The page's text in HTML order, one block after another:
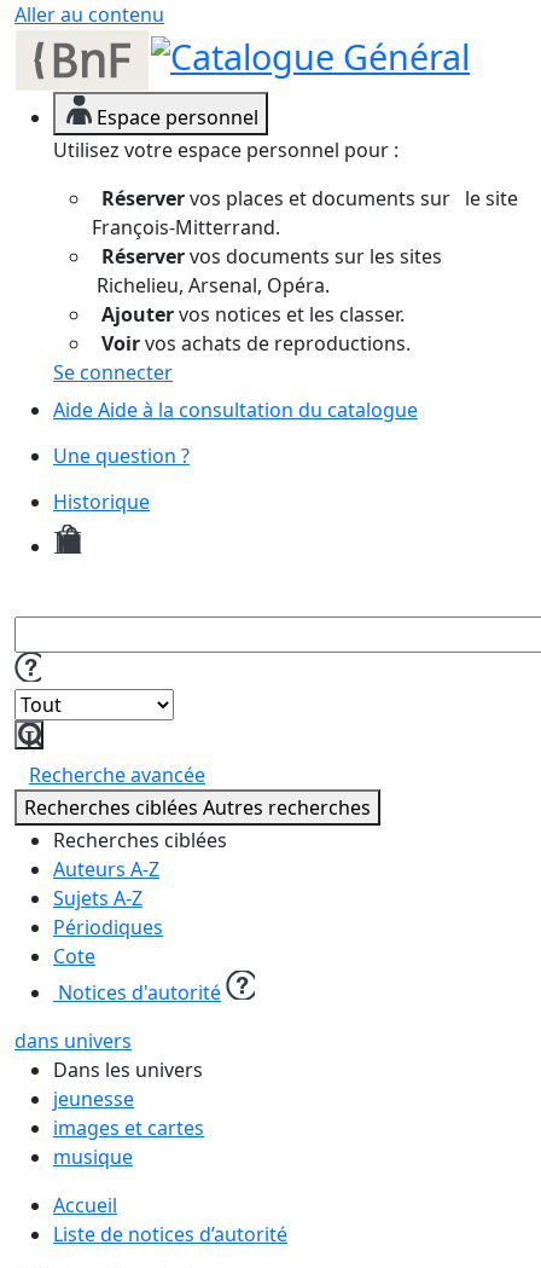
Aller au contenu
Espace personnel
Utilisez votre espace personnel pour :
Réservervos places et documents sur le site
François-Mitterrand.
Réservervos documents sur les sites
Richelieu, Arsenal, Opéra.
Ajoutervos notices et les classer.
Voirvos achats de reproductions.
Se connecter
AideAide à la consultation du catalogue
Une question ?
Historique
Mes
reproduction
Lancer
la
recherche
Recherche avancée
Recherches ciblées Autres recherches
Recherches ciblées
Auteurs A-Z
Sujets A-Z
Périodiques
Cote
Notices d'autorité
dans univers
Dans les univers
jeunesse
images et cartes
musique
Accueil
Liste de notices d’autorité
Panneau de gestion des cookies